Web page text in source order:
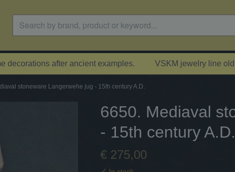
decorations after ancient examples. VSKM jewelry line
stoneware Langerwehe jug - 15th century A.D.
6650. Mediaval
- 15th century A.D.
€ 275,00